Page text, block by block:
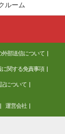
ルーム
外部送信について
関する免責事項
について
運営会社